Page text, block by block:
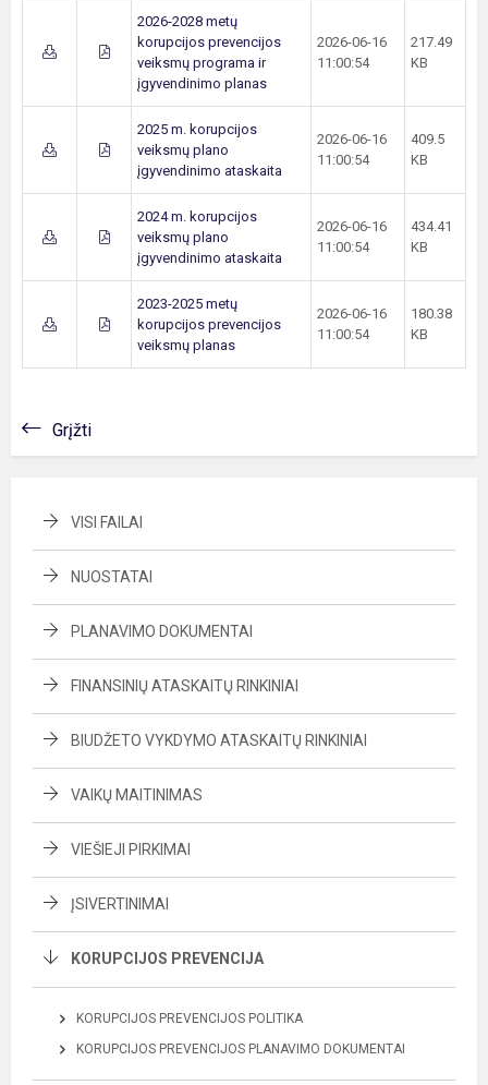
2026-2028 metų
korupcijos prevencijos
veiksmų programa ir
įgyvendinimo planas
2026-06-16
11:00:54
217.49
KB
2025 m. korupcijos
veiksmų plano
įgyvendinimo ataskaita
2026-06-16
11:00:54
409.5
KB
2024 m. korupcijos
veiksmų plano
įgyvendinimo ataskaita
2026-06-16
11:00:54
434.41
KB
2023-2025 metų
korupcijos prevencijos
veiksmų planas
2026-06-16
11:00:54
180.38
KB
Grįžti
VISI FAILAI
NUOSTATAI
PLANAVIMO DOKUMENTAI
FINANSINIŲ ATASKAITŲ RINKINIAI
BIUDŽETO VYKDYMO ATASKAITŲ RINKINIAI
VAIKŲ MAITINIMAS
VIEŠIEJI PIRKIMAI
ĮSIVERTINIMAI
KORUPCIJOS PREVENCIJA
KORUPCIJOS PREVENCIJOS POLITIKA
KORUPCIJOS PREVENCIJOS PLANAVIMO DOKUMENTAI